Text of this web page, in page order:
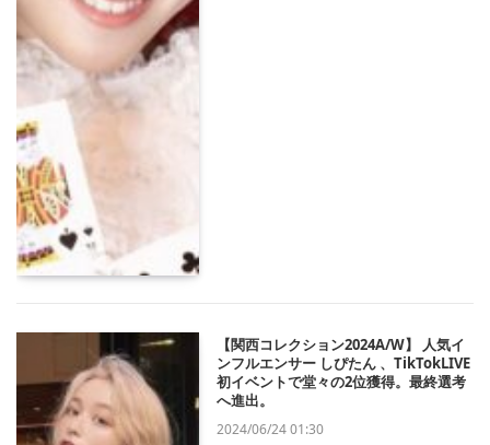
【関西コレクション2024A/W】 人気イ
ンフルエンサー しぴたん 、TikTokLIVE
初イベントで堂々の2位獲得。最終選考
へ進出。
2024/06/24 01:30